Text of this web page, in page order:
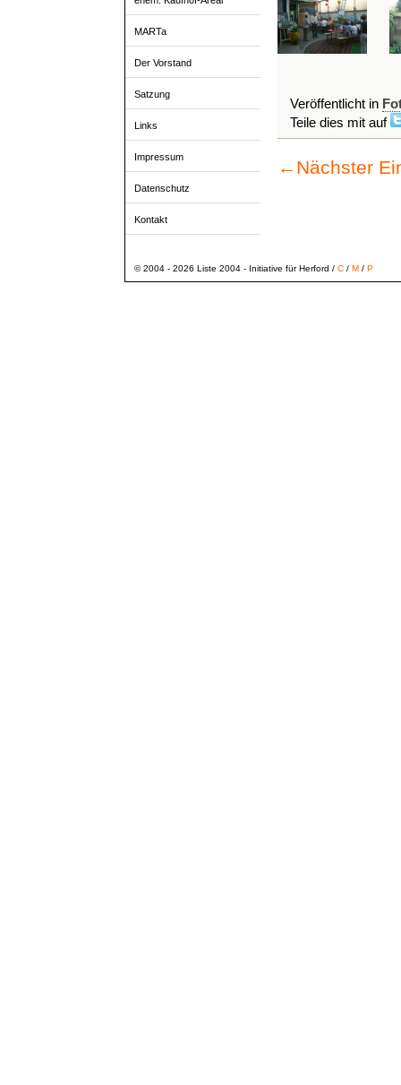
MARTa
Der Vorstand
Satzung
Links
Impressum
Datenschutz
Kontakt
Veröffentlicht in
Teile dies mit auf
← Nächster
© 2004 - 2026 Liste 2004 - Initiative für Herford / C/ M/ P